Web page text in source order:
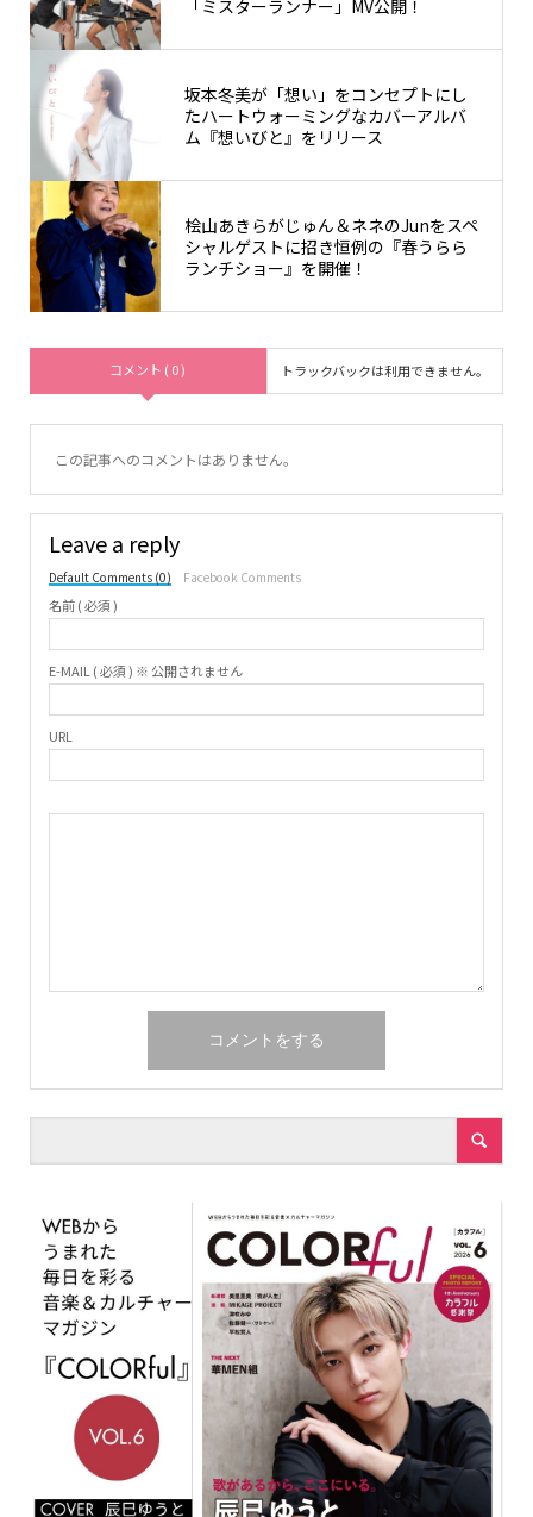
「ミスターランナー」MV公開！
坂本冬美が「想い」をコンセプトにし
たハートウォーミングなカバーアルバ
ム『想いびと』をリリース
桧山あきらがじゅん＆ネネのJunをスペ
シャルゲストに招き恒例の『春うらら
ランチショー』を開催！
コメント ( 0 ) トラックバックは利用できません。
この記事へのコメントはありません。
Leave a reply
Default Comments (0) Facebook Comments
名前 ( 必須 )
E-MAIL ( 必須 ) ※ 公開されません
URL